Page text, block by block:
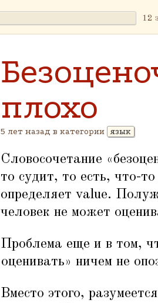
12
плохо
5 лет назад в категории язык
Словосочетание «
то судит, то есть, что-
определяет value.
человек не может
Проблема еще и в том,
оценивать» ничем не
Вместо этого,